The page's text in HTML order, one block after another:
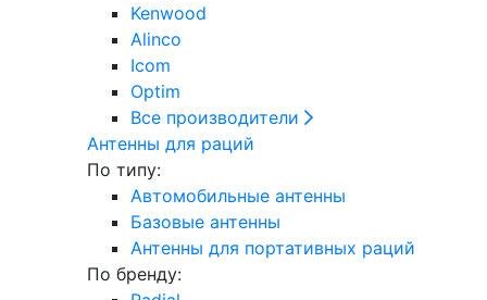
Kenwood
Alinco
Icom
Optim
Все производители
Антенны для раций
По типу:
Автомобильные антенны
Базовые антенны
Антенны для портативных раций
По бренду: